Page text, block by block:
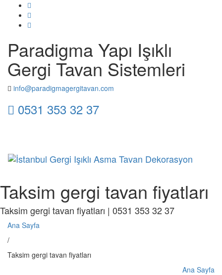
Paradigma Yapı Işıklı
Gergi Tavan Sistemleri
info@paradigmagergitavan.com
0531 353 32 37
Taksim gergi tavan fiyatları
Taksim gergi tavan fiyatları | 0531 353 32 37
Ana Sayfa
/
Taksim gergi tavan fiyatları
Ana Sayfa